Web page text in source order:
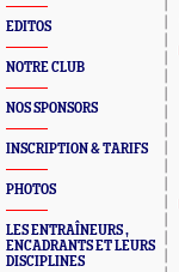
EDITOS
NOTRE CLUB
NOS SPONSORS
INSCRIPTION & TARIFS
PHOTOS
LES ENTRAÎNEURS ,
ENCADRANTS ET LEURS
DISCIPLINES